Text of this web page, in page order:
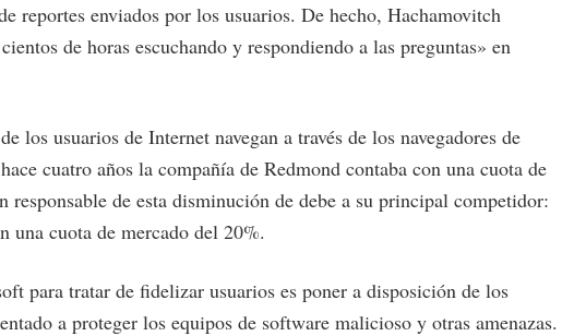
reportes enviados por los usuarios. De hecho, Hachamovitch
de horas escuchando y respondiendo a las preguntas» en
los usuarios de Internet navegan a través de los navegadores de
cuatro años la compañía de Redmond contaba con una cuota de
responsable de esta disminución de debe a su principal competidor:
una cuota de mercado del 20%.
para tratar de fidelizar usuarios es poner a disposición de los
a proteger los equipos de software malicioso y otras amenazas.